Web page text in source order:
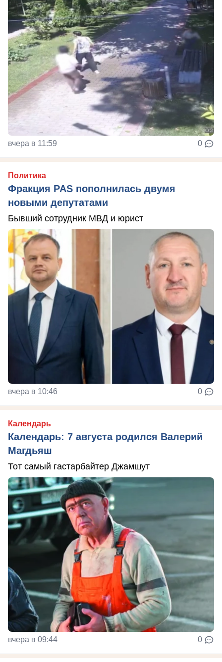
вчера в 11:59 0
Политика
Фракция PAS пополнилась двумя
новыми депутатами
Бывший сотрудник МВД и юрист
вчера в 10:46 0
Календарь
Календарь: 7 августа родился Валерий
Магдьяш
Тот самый гастарбайтер Джамшут
вчера в 09:44 0